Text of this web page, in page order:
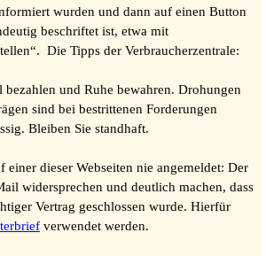
wurden und dann auf einen Button
beschriftet ist, etwa mit
Die Tipps der Verbraucherzentrale:
und Ruhe bewahren. Drohungen
sind bei bestrittenen Forderungen
Bleiben Sie standhaft.
einer dieser Webseiten nie angemeldet: Der
widersprechen und deutlich machen, dass
Vertrag geschlossen wurde. Hierfür
verwendet werden.